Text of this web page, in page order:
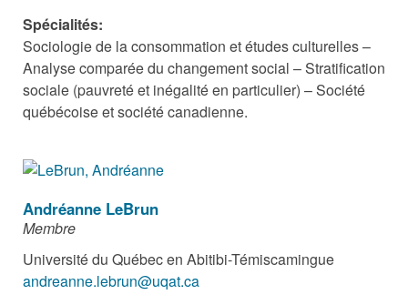
Spécialités:
Sociologie de la consommation et études culturelles –
Analyse comparée du changement social – Stratification
sociale (pauvreté et inégalité en particulier) – Société
québécoise et société canadienne.
Andréanne LeBrun
Membre
Université du Québec en Abitibi-Témiscamingue
andreanne.lebrun@uqat.ca